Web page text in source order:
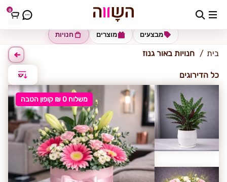
0 אור גנוז
חנויות מוצרים מבצעים
בית חנויות באור גנוז
כל הדירוגים
משלוח 0 ₪ קופון הטבה